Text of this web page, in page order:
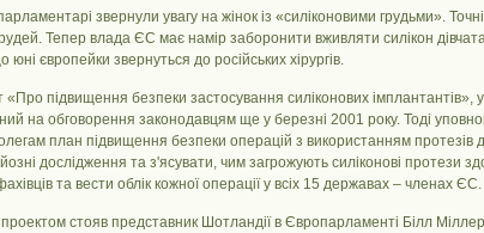
звернули увагу на жінок із «силіконовими грудьми».
Тепер влада ЄС має намір заборонити вживляти силікон
європейки звернуться до російських хірургів.
«Про підвищення безпеки застосування силіконових
на обговорення законодавцям ще у березні 2001 року. Тоді
план підвищення безпеки операцій з використанням протезів
дослідження та з'ясувати, чим загрожують силіконові протези
та вести облік кожної операції у всіх 15 державах – членах ЄС.
проектом стояв представник Шотландії в Європарламенті Білл